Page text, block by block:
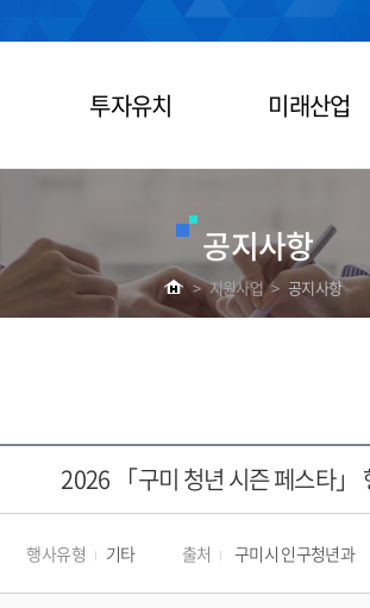
투자유치 미래산업
공지사항
> 지원사업 > 공지사항
2026 「구미 청년 시즌 페스타」
행사유형 기타 출처 구미시 인구청년과